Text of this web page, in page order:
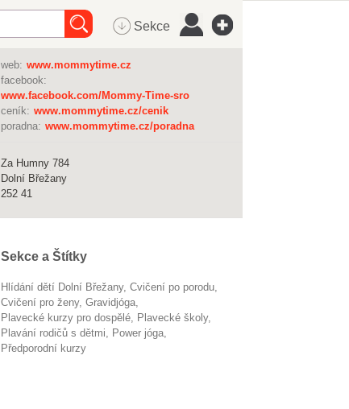
Sekce
web: www.mommytime.cz
facebook:
www.facebook.com/Mommy-Time-sro
ceník: www.mommytime.cz/cenik
poradna: www.mommytime.cz/poradna
Za Humny 784
Dolní Břežany
252 41
Sekce a Štítky
Hlídání dětí Dolní Břežany
cvičení po porodu
cvičení pro ženy
gravidjóga
plavecké kurzy pro dospělé
Plavecké školy
plavání rodičů s dětmi
power jóga
předporodní kurzy